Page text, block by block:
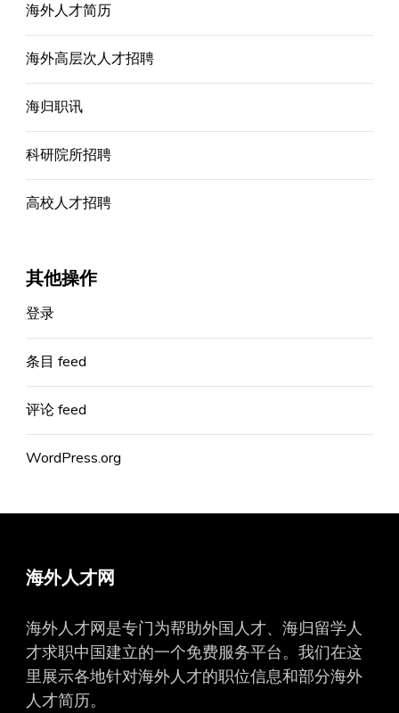
海外人才简历
海外高层次人才招聘
海归职讯
科研院所招聘
高校人才招聘
其他操作
登录
条目 feed
评论 feed
WordPress.org
海外人才网
海外人才网是专门为帮助外国人才、海归留学人
才求职中国建立的一个免费服务平台。我们在这
里展示各地针对海外人才的职位信息和部分海外
人才简历。